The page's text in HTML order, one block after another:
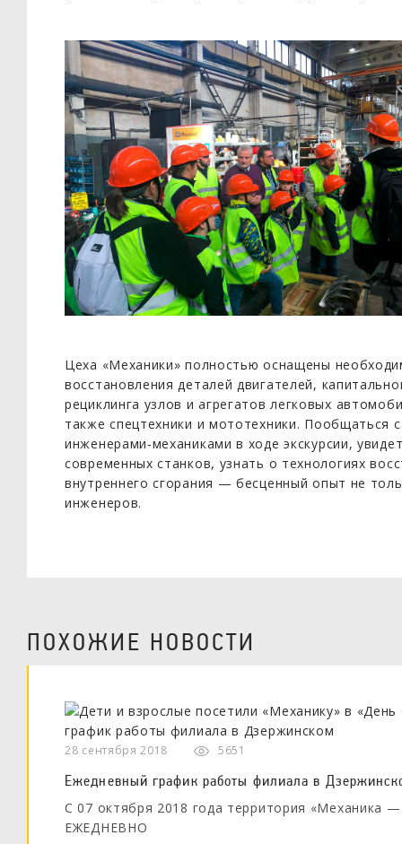
Цеха «Механики» полностью оснащены
восстановления деталей двигателей,
рециклинга узлов и агрегатов легковых
также спецтехники и мототехники. Пообщаться
инженерами-механиками в ходе экскурсии,
современных станков, узнать о технологиях
внутреннего сгорания — бесценный опыт не
инженеров.
ПОХОЖИЕ НОВОСТИ
28 сентября 2018 5651
Ежедневный график работы филиала в
С 07 октября 2018 года территория «Механика
ЕЖЕДНЕВНО